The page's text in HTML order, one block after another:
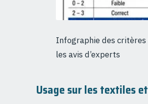
Infographie des
les avis d’experts
Usage sur les textiles